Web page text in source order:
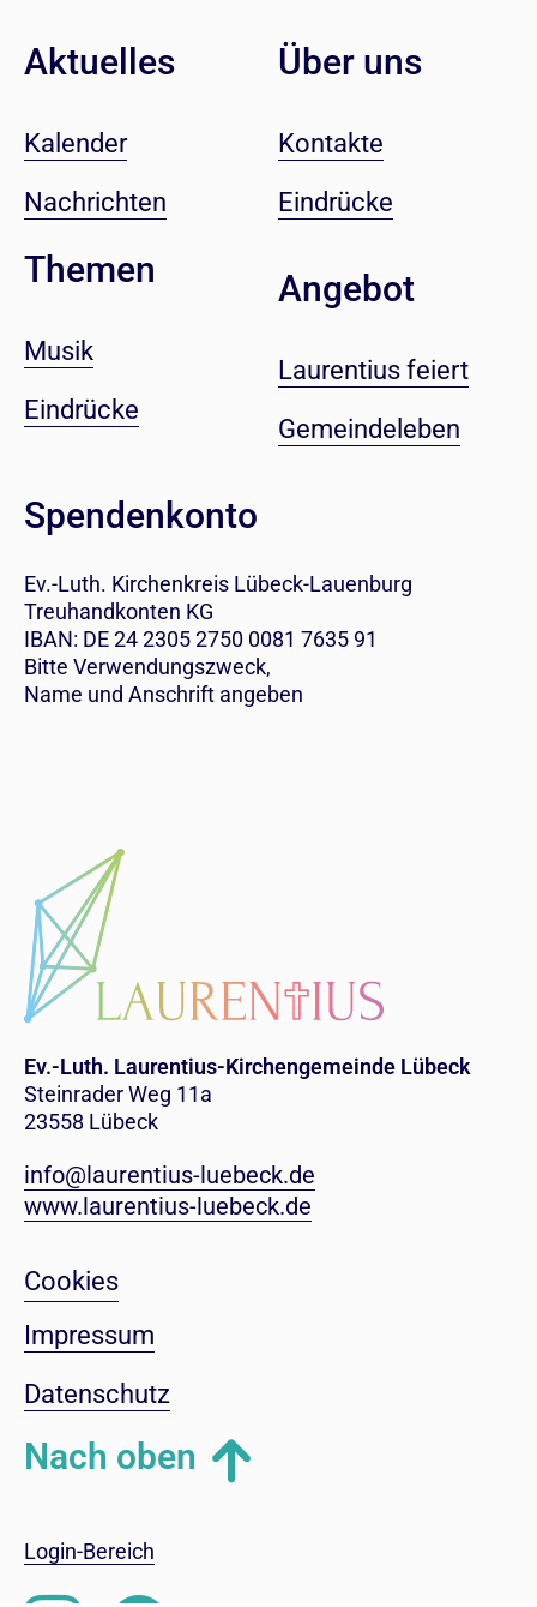
Aktuelles
Kalender
Nachrichten
Themen
Musik
Eindrücke
Über uns
Kontakte
Eindrücke
Angebot
Laurentius feiert
Gemeindeleben
Spendenkonto
Ev.-Luth. Kirchenkreis Lübeck-Lauenburg
Treuhandkonten KG
IBAN: DE 24 2305 2750 0081 7635 91
Bitte Verwendungszweck,
Name und Anschrift angeben
Ev.-Luth. Laurentius-Kirchengemeinde Lübeck
Steinrader Weg 11a
23558 Lübeck
info@laurentius-luebeck.de
www.laurentius-luebeck.de
Cookies
Impressum
Datenschutz
Nach oben
Login-Bereich